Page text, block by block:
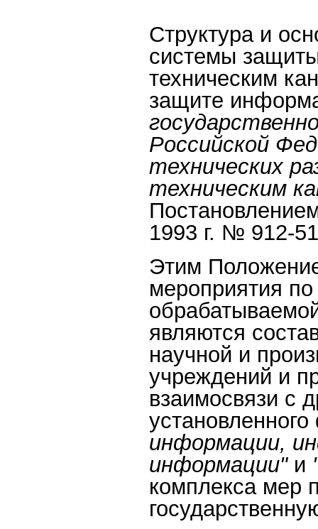
Структура и
системы
техническим
защите
Российской
технических
техническим
1993 г. № 912-
Этим
мероприятия
являются
научной и
учреждений и
взаимосвязи с
информации,
информации" и
комплекса мер